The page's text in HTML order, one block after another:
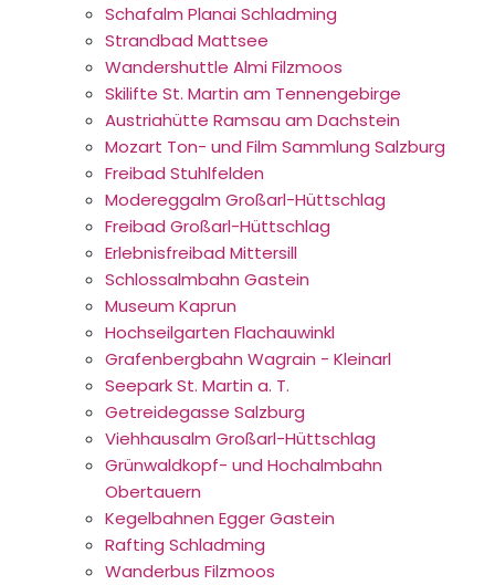
Schafalm Planai Schladming
Strandbad Mattsee
Wandershuttle Almi Filzmoos
Skilifte St. Martin am Tennengebirge
Austriahütte Ramsau am Dachstein
Mozart Ton- und Film Sammlung Salzburg
Freibad Stuhlfelden
Modereggalm Großarl-Hüttschlag
Freibad Großarl-Hüttschlag
Erlebnisfreibad Mittersill
Schlossalmbahn Gastein
Museum Kaprun
Hochseilgarten Flachauwinkl
Grafenbergbahn Wagrain - Kleinarl
Seepark St. Martin a. T.
Getreidegasse Salzburg
Viehhausalm Großarl-Hüttschlag
Grünwaldkopf- und Hochalmbahn
Obertauern
Kegelbahnen Egger Gastein
Rafting Schladming
Wanderbus Filzmoos